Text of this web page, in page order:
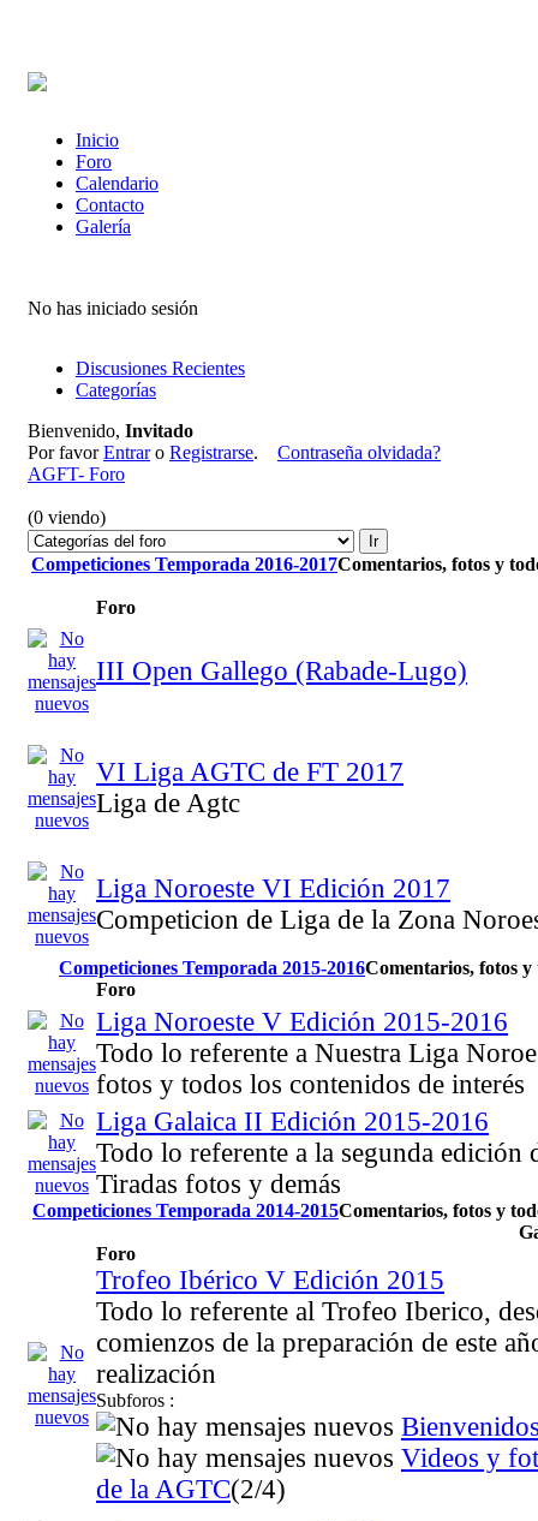
Inicio
Foro
Calendario
Contacto
Galería
No has iniciado sesión
Discusiones Recientes
Categorías
Bienvenido, Invitado
Por favorEntraro Registrarse. Contraseña olvidada?
AGFT- Foro
(0 viendo)
Competiciones Temporada 2016-2017Comentarios, fotos y
Foro
III Open Gallego (Rabade-Lugo)
VI Liga AGTC de FT 2017
Liga de Agtc
Liga Noroeste VI Edición 2017
Competicion de Liga de la Zona
Competiciones Temporada 2015-2016Comentarios, fotos
Foro
Liga Noroeste V Edición 2015-2016
Todo lo referente a Nuestra Liga
fotos y todos los contenidos de interés
Liga Galaica II Edición 2015-2016
Todo lo referente a la segunda edición
Tiradas fotos y demás
Competiciones Temporada 2014-2015Comentarios, fotos y
Foro
Trofeo Ibérico V Edición 2015
Todo lo referente al Trofeo Iberico,
comienzos de la preparación de este
realización
Subforos :
Videos y
de la AGTC(2/4)